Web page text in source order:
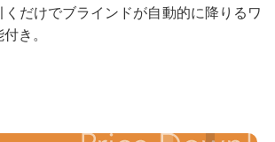
だけでブラインドが自動的に降りるワ
き。